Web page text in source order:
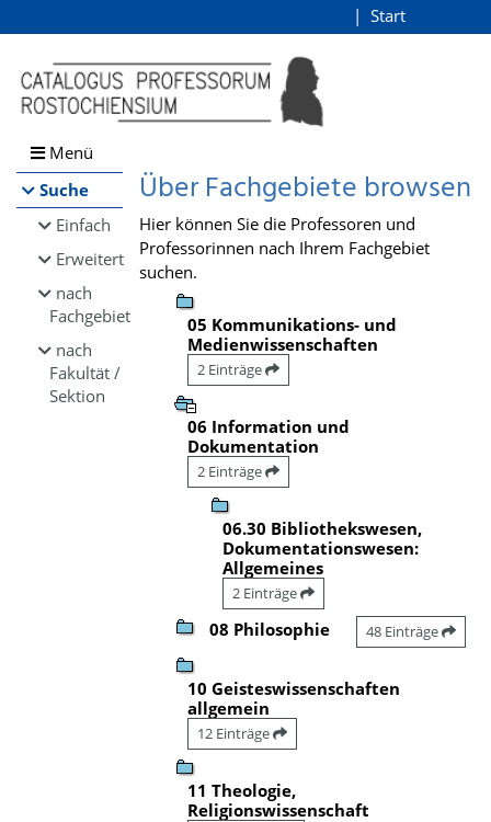
Browsen
direkt zum Inhalt
Start
Menü
Suche
Einfach
Erweitert
nach
Fachgebiet
nach
Fakultät /
Sektion
Über Fachgebiete browsen
Hier können Sie die Professoren und
Professorinnen nach Ihrem Fachgebiet
suchen.
05 Kommunikations- und
Medienwissenschaften
2 Einträge
06 Information und
Dokumentation
2 Einträge
06.30 Bibliothekswesen,
Dokumentationswesen:
Allgemeines
2 Einträge
08 Philosophie 48 Einträge
10 Geisteswissenschaften
allgemein
12 Einträge
11 Theologie,
Religionswissenschaft